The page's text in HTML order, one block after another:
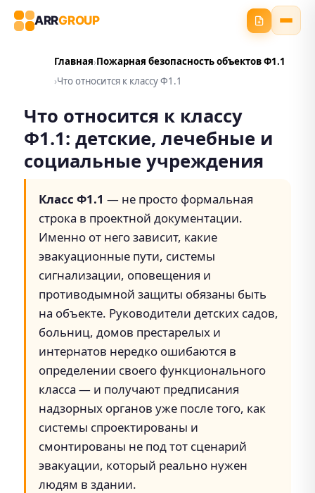
ARRGROUP
Главная Пожарная безопасность объектов Ф1.1
Что относится к классу Ф1.1
Что относится к классу
Ф1.1: детские, лечебные и
социальные учреждения
Класс Ф1.1 — не просто формальная
строка в проектной документации.
Именно от него зависит, какие
эвакуационные пути, системы
сигнализации, оповещения и
противодымной защиты обязаны быть
на объекте. Руководители детских садов,
больниц, домов престарелых и
интернатов нередко ошибаются в
определении своего функционального
класса — и получают предписания
надзорных органов уже после того, как
системы спроектированы и
смонтированы не под тот сценарий
эвакуации, который реально нужен
людям в здании.